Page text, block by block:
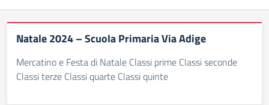
Natale 2024 – Scuola Primaria Via Adige
Mercatino e Festa di Natale Classi prime Classi seconde
Classi terze Classi quarte Classi quinte